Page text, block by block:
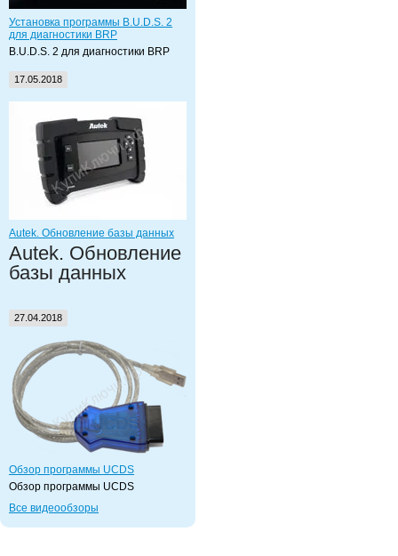
Установка программы B.U.D.S. 2
для диагностики BRP
B.U.D.S. 2 для диагностики BRP
17.05.2018
Autek. Обновление базы данных
Autek. Обновление
базы данных
27.04.2018
Обзор программы UCDS
Обзор программы UCDS
Все видеообзоры